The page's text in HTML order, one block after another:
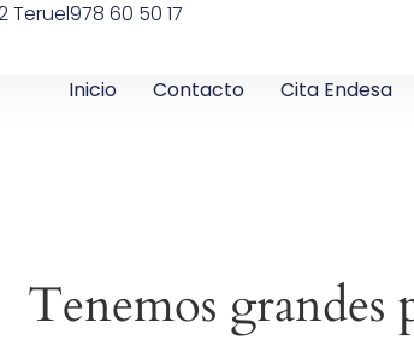
Teruel978 60 50 17
Inicio Contacto Cita Endesa
Tenemos